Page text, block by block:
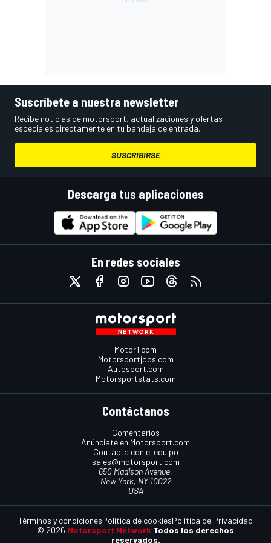
Suscríbete a nuestra newsletter
Recibe noticias de motorsport, actualizaciones y ofertas
especiales directamente en tu bandeja de entrada.
SUSCRIBIRSE
Descarga tus aplicaciones
En redes sociales
Motor1.com
Motorsportjobs.com
Autosport.com
Motorsportstats.com
Contáctanos
Comentarios
Anúnciate en Motorsport.com
Contacta con el equipo
sales@motorsport.com
650 Madison Avenue,
New York, NY 10022
USA
© 2026 Motorsport Network Todos los derechos
reservados.
Términos y condicionesPolítica de cookiesPolítica de Privacidad